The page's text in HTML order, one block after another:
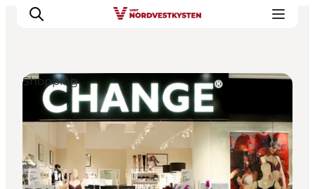
Feriesteder
Inspiration
Handicapvenlig ferie
Events
Shopping